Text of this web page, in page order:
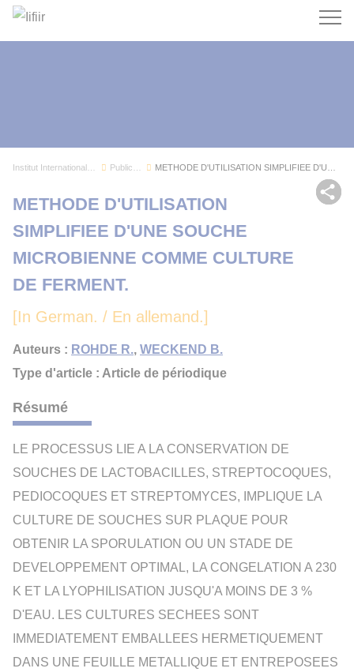
METHODE D'UTILISATION
SIMPLIFIEE D'UNE SOUCHE
MICROBIENNE COMME CULTURE
DE FERMENT.
[In German. / En allemand.]
Auteurs : ROHDE R., WECKEND B.
Type d'article : Article de périodique
Résumé
LE PROCESSUS LIE A LA CONSERVATION DE
SOUCHES DE LACTOBACILLES, STREPTOCOQUES,
PEDIOCOQUES ET STREPTOMYCES, IMPLIQUE LA
CULTURE DE SOUCHES SUR PLAQUE POUR
OBTENIR LA SPORULATION OU UN STADE DE
DEVELOPPEMENT OPTIMAL, LA CONGELATION A 230
K ET LA LYOPHILISATION JUSQU'A MOINS DE 3 %
D'EAU. LES CULTURES SECHEES SONT
IMMEDIATEMENT EMBALLEES HERMETIQUEMENT
DANS UNE FEUILLE METALLIQUE ET ENTREPOSEES